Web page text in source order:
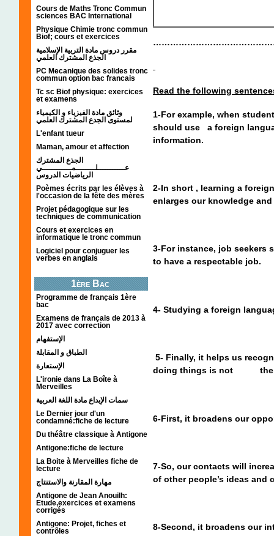
Cours de Maths Tronc Commun
sciences BAC International
Physique Chimie tronc commun
Biof; cours et exercices
مقرر دروس مادة التربية الإسلامية
الجذع المشترك العلمي
PC Mecanique des solides tronc
commun option bac francais
Tc sc Biof physique: exercices
et examens
وثائق مادة الفيزياء و الكيمياء
L'enfant tueur
Maman, amour et affection
الجذع المشترك
عـــــــــــلــــــــمــــــــــــي
الرياضيات الدروس
Poèmes écrits par les élèves à
l'occasion de la fête des mères
Projet pédagogique sur les
techniques de communication
Cours et exercices en
informatique le tronc commun
Logiciel pour conjuguer les
verbes en anglais
1ère Bac
Programme de français 1ère
bac
Examens de français de 2013 à
2017 avec correction
الإستفهام
الطباق و المقابلة
الإستعارة
L'ironie dans La Boîte à
Merveilles
سمات الإبداع مادة اللغة العربية
Le Dernier jour d'un
condamné:fiche de lecture
Du théâtre classique à Antigone
Antigone:fiche de lecture
La Boite à Merveilles fiche de
lecture
مهارة المقارنة والاستنتاج
Antigone de Jean Anouilh:
Etude,exercices et examens
corrigés
Antigone: Projet, fiches et
contrôles
Read the following
1-For example, when
should use a foreign
information.
2-In short , learning a
enlarges our knowledge
3-For instance, job seekers
to have a respectable job.
4- Studying a foreign
5- Finally, it helps us
doing things is not the
6-First, it broadens our
7-So, our contacts will
of other people’s ideas and
8-Second, it broadens our